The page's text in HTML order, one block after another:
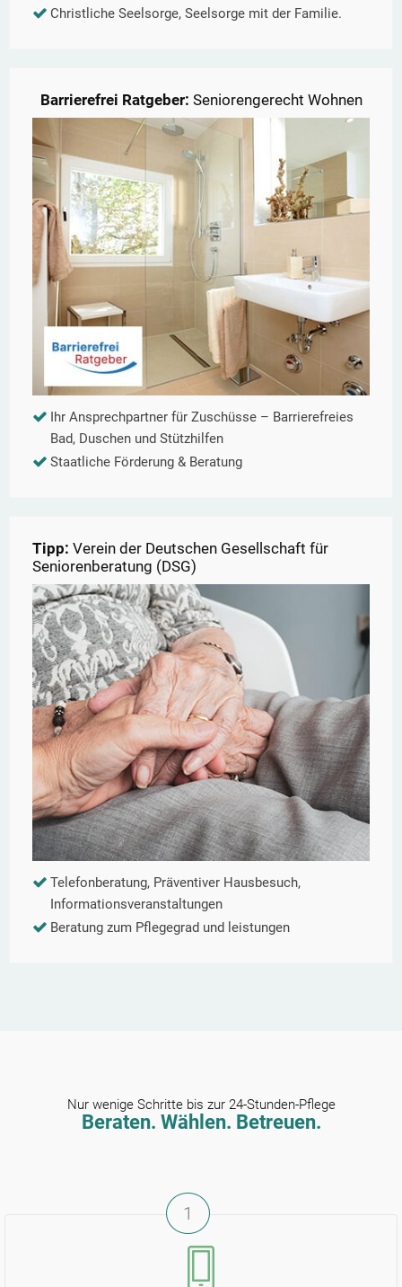
Christliche Seelsorge, Seelsorge mit der Familie.
Barrierefrei Ratgeber: Seniorengerecht Wohnen
Ihr Ansprechpartner für Zuschüsse – Barrierefreies
Bad, Duschen und Stützhilfen
Staatliche Förderung & Beratung
Tipp: Verein der Deutschen Gesellschaft für
Seniorenberatung (DSG)
Telefonberatung, Präventiver Hausbesuch,
Informationsveranstaltungen
Beratung zum Pflegegrad und leistungen
Nur wenige Schritte bis zur 24-Stunden-Pflege
Beraten. Wählen. Betreuen.
1